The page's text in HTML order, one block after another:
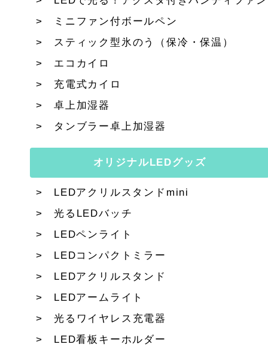
ミニファン付ボールペン
スティック型氷のう（保冷・保温）
エコカイロ
充電式カイロ
卓上加湿器
タンブラー卓上加湿器
オリジナルLEDグッズ
LEDアクリルスタンドmini
光るLEDバッチ
LEDペンライト
LEDコンパクトミラー
LEDアクリルスタンド
LEDアームライト
光るワイヤレス充電器
LED看板キーホルダー